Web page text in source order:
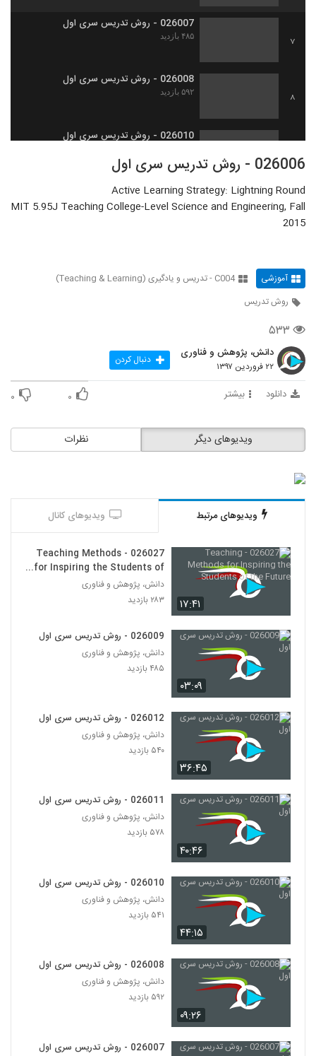
7
026007 - روش تدریس سری اول
۴۸۵ بازدید
8
026008 - روش تدریس سری اول
۵۹۲ بازدید
026010 - روش تدریس سری اول
10
026011 - روش تدریس سری اول
۵۷۸ بازدید
13
026013 - ارائه موثر (1)
۳۷۵ بازدید
16
026017 - ارائه موثر (5)
۵۱۶ بازدید
026018 - ارائه موثر (6)
19
026019 - ارائه موثر (7)
026020 - ارائه موثر (8)
۴۲۶ بازدید
026021 - ارائه موثر (9)
22
026022 - ارائه موثر (10)
۴۶۸ بازدید
026023 - ارائه موثر (11)
۴۶۷ بازدید
026024 - ارائه موثر (12)
25
۳۷۹ بازدید
026006 - روش تدریس سری اول
Active Learning Strategy: Lightning Round
MIT 5.95J Teaching College-Level Science and Engineering, Fall
2015
آموزشی
C004 - تدریس و یادگیری (Teaching & Learning)
روش تدریس
۵۳۳
دانش، پژوهش و فناوری
۲۲ فروردین ۱۳۹۷ دنبال کردن
دانلود بیشتر ۰ ۰
نظرات ویدیوهای دیگر
ویدیوهای مرتبط ویدیوهای کانال
۱۷:۴۱
026027 - Teaching Methods
for Inspiring the Students of
the Future
دانش، پژوهش و فناوری
۲۸۳ بازدید
۰۳:۰۹
026009 - روش تدریس سری اول
دانش، پژوهش و فناوری
۴۸۵ بازدید
۳۶:۴۵
026012 - روش تدریس سری اول
دانش، پژوهش و فناوری
۵۴۰ بازدید
۴۰:۴۶
026011 - روش تدریس سری اول
دانش، پژوهش و فناوری
۵۷۸ بازدید
۴۴:۱۵
026010 - روش تدریس سری اول
دانش، پژوهش و فناوری
۵۴۱ بازدید
۰۹:۲۶
026008 - روش تدریس سری اول
دانش، پژوهش و فناوری
۵۹۲ بازدید
026007 - روش تدریس سری اول